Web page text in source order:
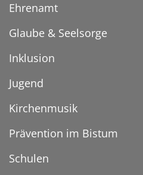
Ehrenamt
Glaube & Seelsorge
Inklusion
Jugend
Kirchenmusik
Prävention im Bistum
Schulen